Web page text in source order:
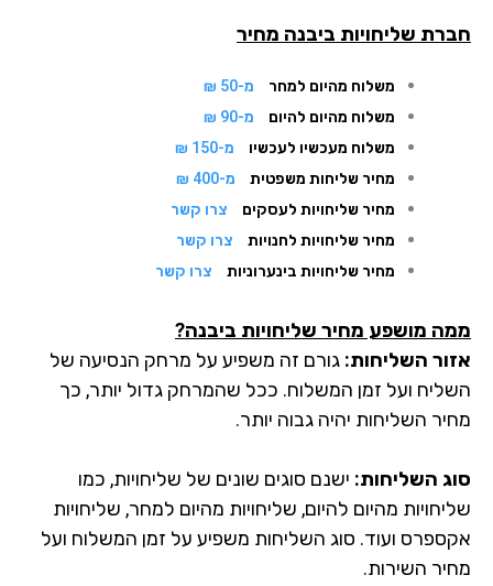
שליחויות ביבנה מחיר
משלוח מהיום למחר
מ-50 ₪
משלוח מהיום להיום
מ-90 ₪
משלוח מעכשיו לעכשיו
מ-150 ₪
מחיר שליחות משפטית
מ-400 ₪
מחיר שליחויות לעסקים
צרו קשר
מחיר שליחויות לחנויות
צרו קשר
מחיר שליחויות בינערוניות
צרו קשר
מושפע מחיר שליחויות ביבנה?
השליחות:גורם זה משפיע על מרחק הנסיעה של
ועל זמן המשלוח. ככל שהמרחק גדול יותר, כך
השליחות יהיה גבוה יותר.
השליחות:ישנם סוגים שונים של שליחויות, כמו
מהיום להיום, שליחויות מהיום למחר, שליחויות
ועוד. סוג השליחות משפיע על זמן המשלוח ועל
השירות.